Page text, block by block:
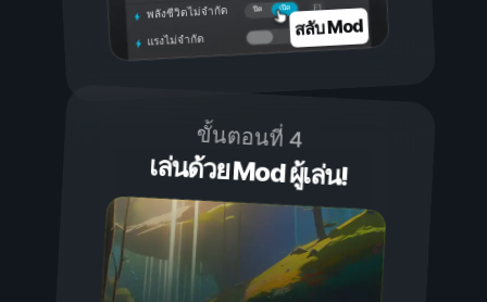
เปิด
ปิด
พลังชีวิตไม่จำกัด
แรงไม่จำกัด สลับ Mod
ขั้นตอนที่ 4
เล่นด้วย Mod ผู้เล่น!